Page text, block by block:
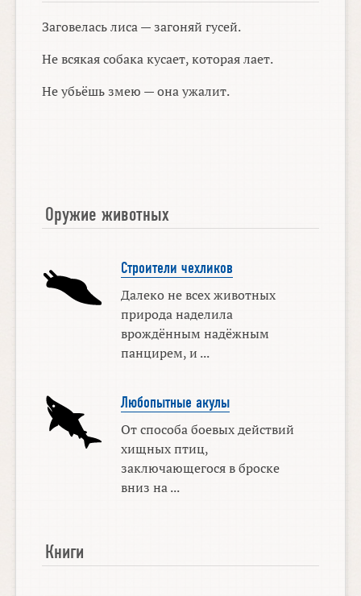
Заговелась лиса — загоняй гусей.
Не всякая собака кусает, которая лает.
Не убьёшь змею — она ужалит.
Оружие животных
Строители чехликов
Далеко не всех животных
природа наделила
врождённым надёжным
панцирем, и ...
Любопытные акулы
От способа боевых действий
хищных птиц,
заключающегося в броске
вниз на ...
Книги